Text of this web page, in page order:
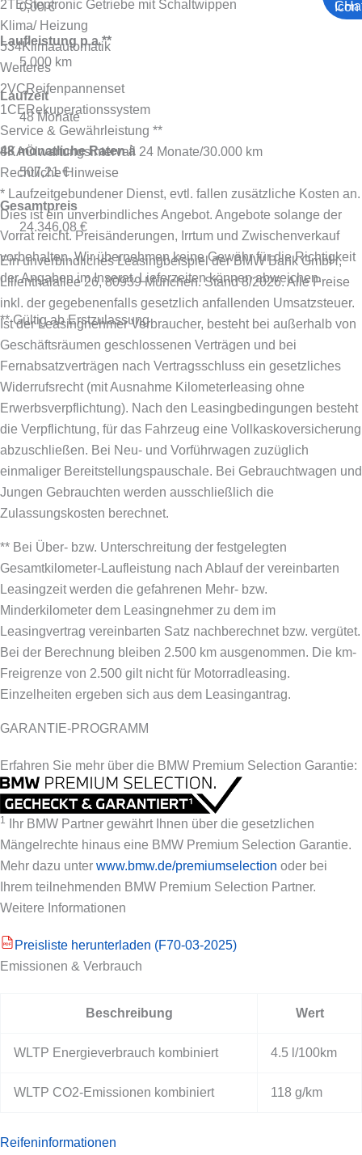
2TESteptronic Getriebe mit Schaltwippen
Klima/ Heizung
534Klimaautomatik
Weiteres
2VCReifenpannenset
1CE Rekuperationssystem
Service & Gewährleistung **
8KAÖlwartungsintervall 24 Monate/30.000 km
Rechtliche Hinweise
* Laufzeitgebundener Dienst, evtl. fallen zusätzliche Kosten an.
Dies ist ein unverbindliches Angebot. Angebote solange der
Vorrat reicht. Preisänderungen, Irrtum und Zwischenverkauf
vorbehalten. Wir übernehmen keine Gewähr für die Richtigkeit
der Angaben im Inserat. Lieferzeiten können abweichen.
** Gültig ab Erstzulassung
0,00 €
Laufleistung p.a.**
5.000 km
Laufzeit
48 Monate
48 monatliche Raten à
507,21 €
Gesamtpreis
24.346,08 €
Ein unverbindliches Leasingbeispiel der BMW Bank GmbH,
Lilienthalallee 26, 80939 München. Stand 8/2026.Alle Preise
inkl. der gegebenenfalls gesetzlich anfallenden Umsatzsteuer.
Ist der Leasingnehmer Verbraucher, besteht bei außerhalb von
Geschäftsräumen geschlossenen Verträgen und bei
Fernabsatzverträgen nach Vertragsschluss ein gesetzliches
Widerrufsrecht (mit Ausnahme Kilometerleasing ohne
Erwerbsverpflichtung). Nach den Leasingbedingungen besteht
die Verpflichtung, für das Fahrzeug eine Vollkaskoversicherung
abzuschließen. Bei Neu- und Vorführwagen zuzüglich
einmaliger Bereitstellungspauschale. Bei Gebrauchtwagen und
Jungen Gebrauchten werden ausschließlich die
Zulassungskosten berechnet.
** Bei Über- bzw. Unterschreitung der festgelegten
Gesamtkilometer-Laufleistung nach Ablauf der vereinbarten
Leasingzeit werden die gefahrenen Mehr- bzw.
Minderkilometer dem Leasingnehmer zu dem im
Leasingvertrag vereinbarten Satz nachberechnet bzw. vergütet.
Bei der Berechnung bleiben 2.500 km ausgenommen. Die km-
Freigrenze von 2.500 gilt nicht für Motorradleasing.
Einzelheiten ergeben sich aus dem Leasingantrag.
GARANTIE-PROGRAMM
Erfahren Sie mehr über die BMW Premium Selection Garantie:
1
Ihr BMW Partner gewährt Ihnen über die gesetzlichen
Mängelrechte hinaus eine BMW Premium Selection Garantie.
Mehr dazu unter www.bmw.de/premiumselection oder bei
Ihrem teilnehmenden BMW Premium Selection Partner.
Weitere Informationen
PDF
Preisliste herunterladen (F70-03-2025)
Emissionen & Verbrauch
Beschreibung Wert
WLTP Energieverbrauch kombiniert 4.5 l/100km
WLTP CO2-Emissionen kombiniert 118 g/km
Reifeninformationen